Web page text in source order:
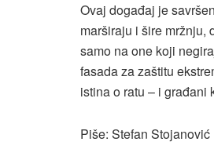
Ovaj događaj je
marširaju i šire mržnju,
samo na one koji
fasada za zaštitu
istina o ratu – i građani
Piše: Stefan Stojanović